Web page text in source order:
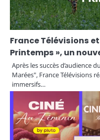
France Télévisions
Printemps », un
Après les succès d’audience
Marées", France Télévisions
immersifs…